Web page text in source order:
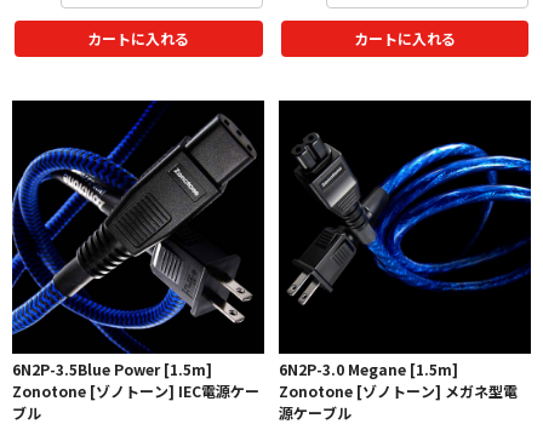
カートに入れる カートに入れる
6N2P-3.5Blue Power [1.5m]
Zonotone [ゾノトーン] IEC電源ケー
ブル
6N2P-3.0 Megane [1.5m]
Zonotone [ゾノトーン] メガネ型電
源ケーブル